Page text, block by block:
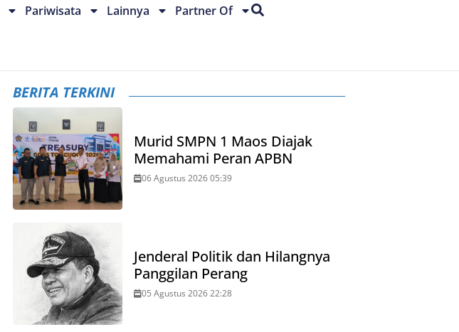
Pariwisata Lainnya Partner Of
BERITA TERKINI
Murid SMPN 1 Maos Diajak
Memahami Peran APBN
06 Agustus 2026 05:39
Jenderal Politik dan Hilangnya
Panggilan Perang
05 Agustus 2026 22:28